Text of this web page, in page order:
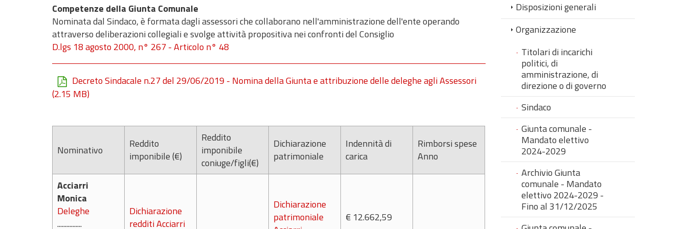
Competenze della Giunta Comunale
Nominata dal Sindaco, è formata dagli assessori che collaborano nell'amministrazione dell'ente operando
attraverso deliberazioni collegiali e svolge attività propositiva nei confronti del Consiglio
D.lgs 18 agosto 2000, n° 267 - Articolo n° 48
Decreto Sindacale n.27 del 29/06/2019 - Nomina della Giunta e attribuzione delle deleghe agli Assessori
(2.15 MB)
Nominativo
Reddito
imponibile (€)
Reddito
imponibile
coniuge/figli(€)
Dichiarazione
patrimoniale
Indennità di
carica
Rimborsi spese
Anno
Acciarri
Monica
Deleghe
................
Dichiarazione
redditi Acciarri
Dichiarazione
patrimoniale
€ 12.662,59
Disposizioni generali
Organizzazione
Titolari di incarichi
politici, di
amministrazione, di
direzione o di governo
Sindaco
Giunta comunale -
Mandato elettivo
2024-2029
Archivio Giunta
comunale - Mandato
elettivo 2024-2029 -
Fino al 31/12/2025